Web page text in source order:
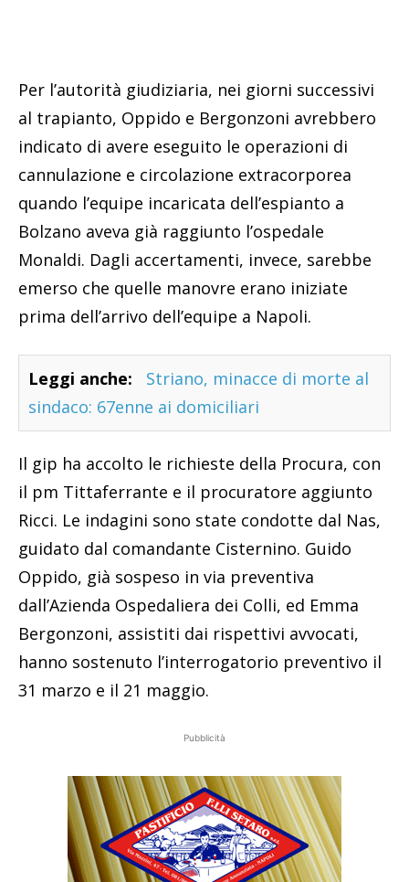
Per l’autorità giudiziaria, nei giorni successivi
al trapianto, Oppido e Bergonzoni avrebbero
indicato di avere eseguito le operazioni di
cannulazione e circolazione extracorporea
quando l’equipe incaricata dell’espianto a
Bolzano aveva già raggiunto l’ospedale
Monaldi. Dagli accertamenti, invece, sarebbe
emerso che quelle manovre erano iniziate
prima dell’arrivo dell’equipe a Napoli.
Leggi anche:
Striano, minacce di morte al
sindaco: 67enne ai domiciliari
Il gip ha accolto le richieste della Procura, con
il pm Tittaferrante e il procuratore aggiunto
Ricci. Le indagini sono state condotte dal Nas,
guidato dal comandante Cisternino. Guido
Oppido, già sospeso in via preventiva
dall’Azienda Ospedaliera dei Colli, ed Emma
Bergonzoni, assistiti dai rispettivi avvocati,
hanno sostenuto l’interrogatorio preventivo il
31 marzo e il 21 maggio.
Pubblicità